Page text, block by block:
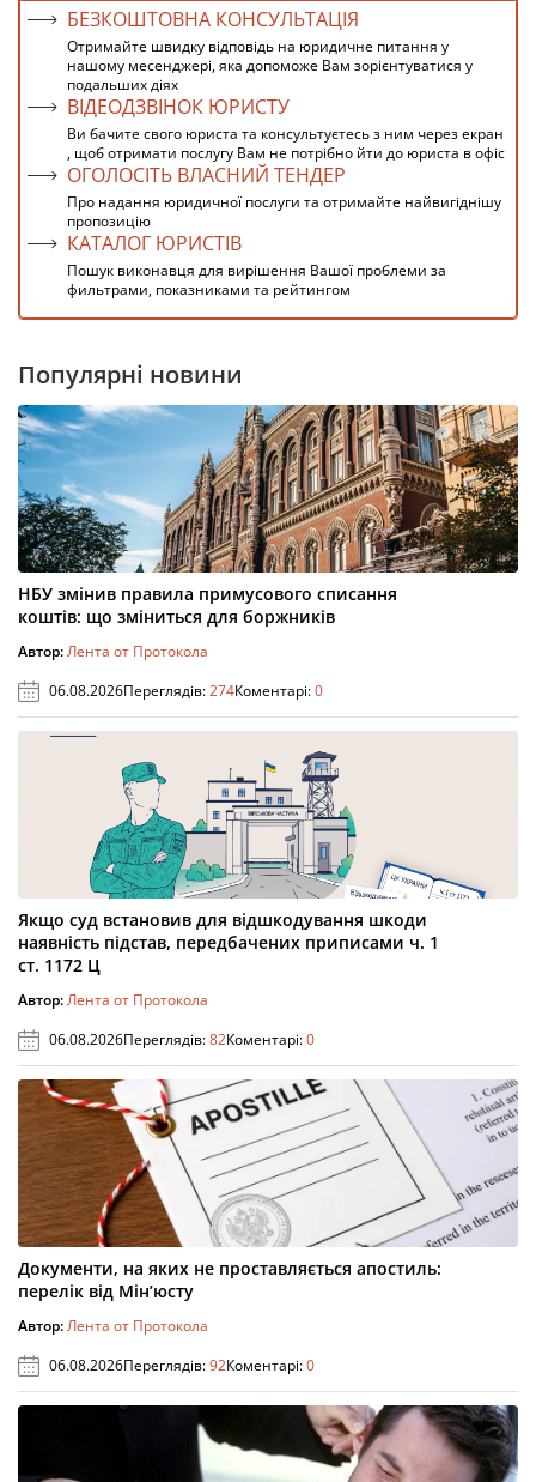
БЕЗКОШТОВНА КОНСУЛЬТАЦІЯ
Отримайте швидку відповідь на юридичне питання у
нашому месенджері, яка допоможе Вам зорієнтуватися у
подальших діях
ВІДЕОДЗВІНОК ЮРИСТУ
Ви бачите свого юриста та консультуєтесь з ним через екран
, щоб отримати послугу Вам не потрібно йти до юриста в офіс
ОГОЛОСІТЬ ВЛАСНИЙ ТЕНДЕР
Про надання юридичної послуги та отримайте найвигіднішу
пропозицію
КАТАЛОГ ЮРИСТІВ
Пошук виконавця для вирішення Вашої проблеми за
фильтрами, показниками та рейтингом
Популярні новини
НБУ змінив правила примусового списання
коштів: що зміниться для боржників
Автор:Лента от Протокола
06.08.2026Переглядів:274Коментарі:0
Якщо суд встановив для відшкодування шкоди
наявність підстав, передбачених приписами ч. 1
ст. 1172 Ц
Автор:Лента от Протокола
06.08.2026Переглядів:82Коментарі:0
Документи, на яких не проставляється апостиль:
перелік від Мін’юсту
Автор:Лента от Протокола
06.08.2026Переглядів:92Коментарі:0